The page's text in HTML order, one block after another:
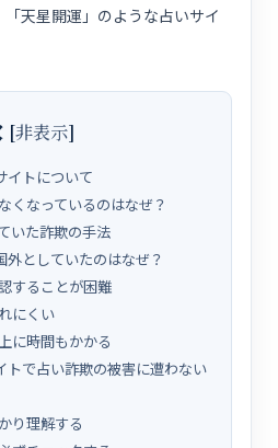
天星開運」のような占いサイ
[非表示]
イトについて
くなっているのはなぜ？
いた詐欺の手法
外としていたのはなぜ？
することが困難
にくい
に時間もかかる
トで占い詐欺の被害に遭わない
り理解する